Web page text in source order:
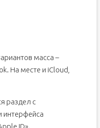
масса –
На месте и iCloud,
раздел с
интерфейса